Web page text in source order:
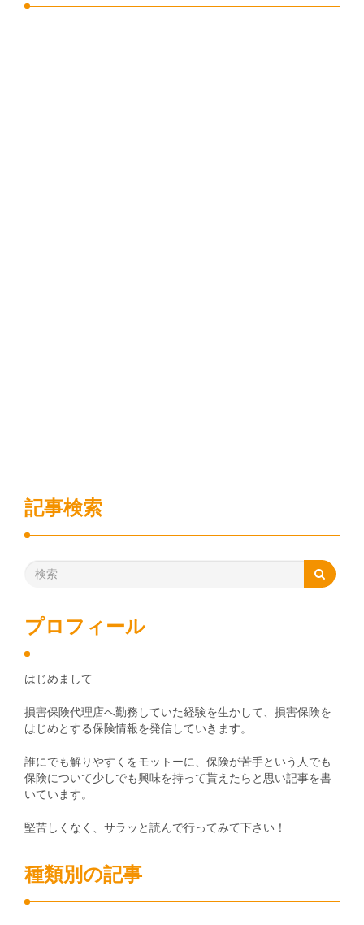
記事検索
プロフィール
はじめまして
損害保険代理店へ勤務していた経験を生かして、損害保険を
はじめとする保険情報を発信していきます。
誰にでも解りやすくをモットーに、保険が苦手という人でも
保険について少しでも興味を持って貰えたらと思い記事を書
いています。
堅苦しくなく、サラッと読んで行ってみて下さい！
種類別の記事